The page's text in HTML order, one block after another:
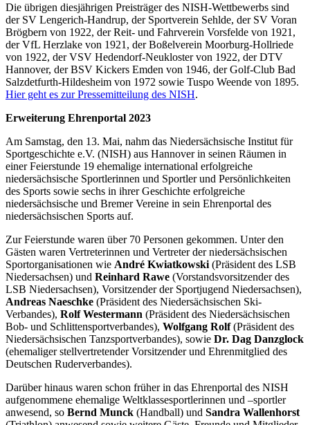
Die übrigen diesjährigen Preisträger des NISH-Wettbewerbs sind
der SV Lengerich-Handrup, der Sportverein Sehlde, der SV Voran
Brögbern von 1922, der Reit- und Fahrverein Vorsfelde von 1921,
der VfL Herzlake von 1921, der Boßelverein Moorburg-Hollriede
von 1922, der VSV Hedendorf-Neukloster von 1922, der DTV
Hannover, der BSV Kickers Emden von 1946, der Golf-Club Bad
Salzdetfurth-Hildesheim von 1972 sowie Tuspo Weende von 1895.
Hier geht es zur Pressemitteilung des NISH.
Erweiterung Ehrenportal 2023
Am Samstag, den 13. Mai, nahm das Niedersächsische Institut für
Sportgeschichte e.V. (NISH) aus Hannover in seinen Räumen in
einer Feierstunde 19 ehemalige international erfolgreiche
niedersächsische Sportlerinnen und Sportler und Persönlichkeiten
des Sports sowie sechs in ihrer Geschichte erfolgreiche
niedersächsische und Bremer Vereine in sein Ehrenportal des
niedersächsischen Sports auf.
Zur Feierstunde waren über 70 Personen gekommen. Unter den
Gästen waren Vertreterinnen und Vertreter der niedersächsischen
Sportorganisationen wie André Kwiatkowski (Präsident des LSB
Niedersachsen) und Reinhard Rawe (Vorstandsvorsitzender des
LSB Niedersachsen), Vorsitzender der Sportjugend Niedersachsen),
Andreas Naeschke (Präsident des Niedersächsischen Ski-
Verbandes), Rolf Westermann (Präsident des Niedersächsischen
Bob- und Schlittensportverbandes), Wolfgang Rolf(Präsident des
Niedersächsischen Tanzsportverbandes), sowie Dr. Dag Danzglock
(ehemaliger stellvertretender Vorsitzender und Ehrenmitglied des
Deutschen Ruderverbandes).
Darüber hinaus waren schon früher in das Ehrenportal des NISH
aufgenommene ehemalige Weltklassesportlerinnen und –sportler
anwesend, so Bernd Munck (Handball) und Sandra Wallenhorst